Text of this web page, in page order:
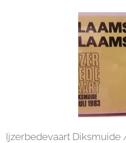
Ijzerbedevaart